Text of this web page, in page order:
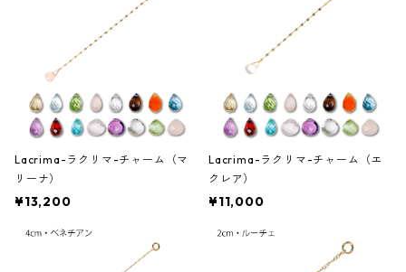
Lacrima-ラクリマ-チャーム（マ
リーナ）
¥13,200
Lacrima-ラクリマ-チャーム（エ
クレア）
¥11,000